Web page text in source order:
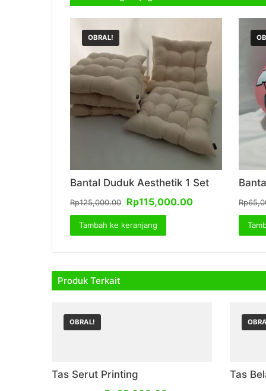
OBRAL!
Bantal Duduk Aesthetik 1 Set
Rp125,000.00
Harga
aslinya
adalah:
Rp125,000.00.
Rp115,000.00Harga
Rp115,000.00.
Tambah ke keranjang
Rp
Produk Terkait
OBRAL!
Tas Serut Printing Tas